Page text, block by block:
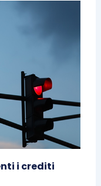
i crediti